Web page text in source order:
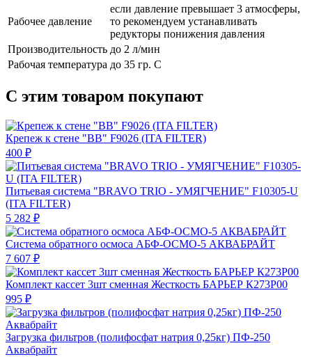
Рабочее давление
если давление превышает 3 атмосферы,
то рекомендуем устанавливать
редукторы понижения давления
Производительность до 2 л/мин
Рабочая температура до 35 гр. С
С этим товаром покупают
Крепеж к стене "ВВ" F9026 (ITA FILTER)
400 ₽
Питьевая система "BRAVO TRIO - УМЯГЧЕНИЕ" F10305-U
(ITA FILTER)
5 282 ₽
Система обратного осмоса АБФ-ОСМО-5 АКВАБРАЙТ
7 607 ₽
Комплект кассет 3шт сменная Жесткость БАРЬЕР К273Р00
995 ₽
Загрузка фильтров (полифосфат натрия 0,25кг) ПФ-250
Аквабрайт